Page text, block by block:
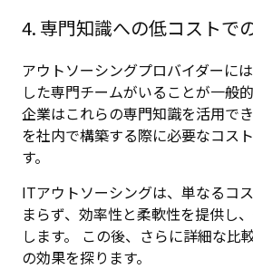
4. 専門知識への低コストで
アウトソーシングプロバイダーに
した専門チームがいることが一般
企業はこれらの専門知識を活用で
を社内で構築する際に必要なコス
す。
ITアウトソーシングは、単なるコ
まらず、効率性と柔軟性を提供し
します。 この後、さらに詳細な比
の効果を探ります。